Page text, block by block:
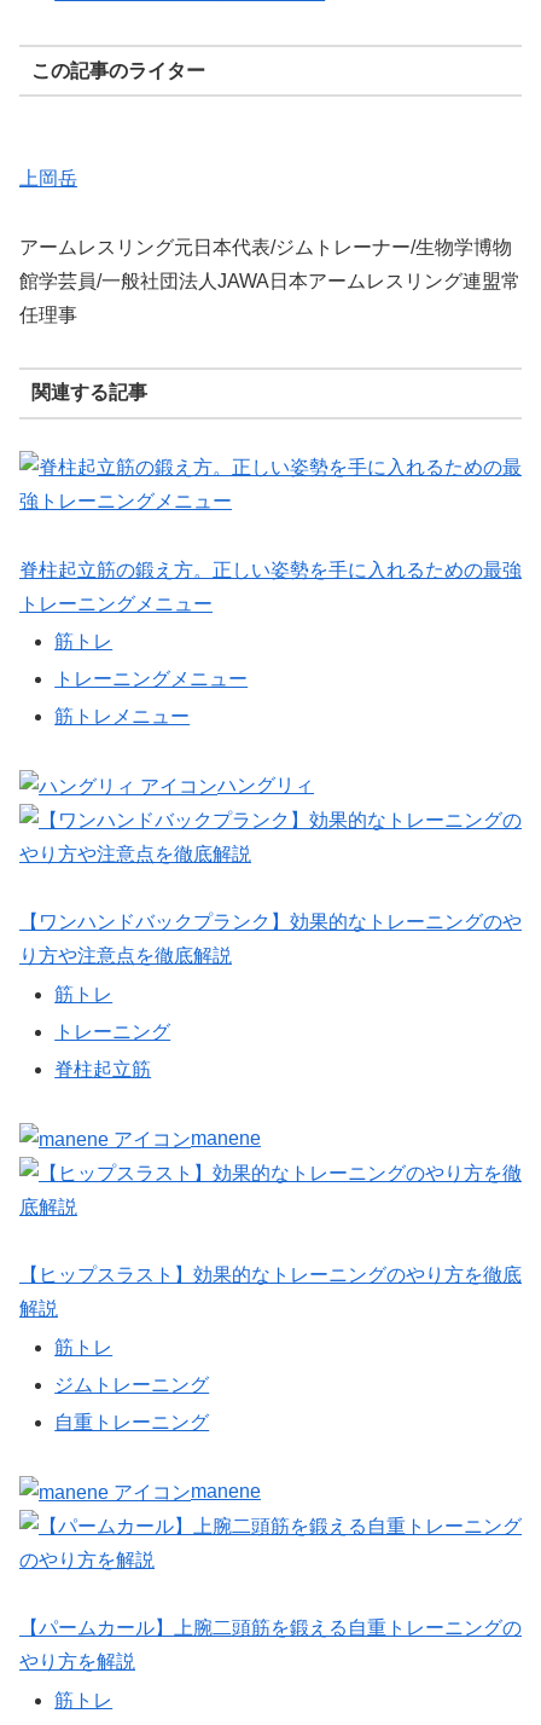
この記事のライター
上岡岳
アームレスリング元日本代表/ジムトレーナー/生物学博物
館学芸員/一般社団法人JAWA日本アームレスリング連盟常
任理事
関連する記事
脊柱起立筋の鍛え方。正しい姿勢を手に入れるための最強
トレーニングメニュー
筋トレ
トレーニングメニュー
筋トレメニュー
ハングリィ
【ワンハンドバックプランク】効果的なトレーニングのや
り方や注意点を徹底解説
筋トレ
トレーニング
脊柱起立筋
manene
【ヒップスラスト】効果的なトレーニングのやり方を徹底
解説
筋トレ
ジムトレーニング
自重トレーニング
manene
【パームカール】上腕二頭筋を鍛える自重トレーニングの
やり方を解説
筋トレ